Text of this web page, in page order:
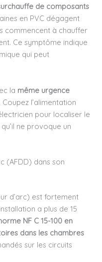
de composants
en PVC dégagent
commencent à chauffer
Ce symptôme indique
qui peut
la même urgence
. Coupez l’alimentation
pour localiser le
ne provoque un
(AFDD) dans son
d’arc) est fortement
a plus de 15
NF C 15-100 en
dans les chambres
sur les circuits